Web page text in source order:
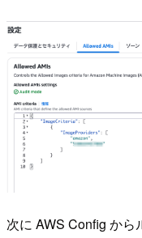
次に AWS Config から